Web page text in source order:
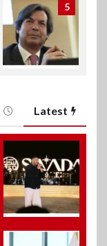
5
7
Latest